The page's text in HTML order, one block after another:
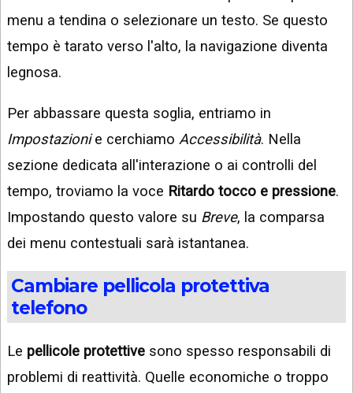
menu a tendina o selezionare un testo. Se questo
tempo è tarato verso l'alto, la navigazione diventa
legnosa.
Per abbassare questa soglia, entriamo in
Impostazionie cerchiamo Accessibilità. Nella
sezione dedicata all'interazione o ai controlli del
tempo, troviamo la voce Ritardo tocco e pressione.
Impostando questo valore su Breve, la comparsa
dei menu contestuali sarà istantanea.
Cambiare pellicola protettiva
telefono
Le pellicole protettive sono spesso responsabili di
problemi di reattività. Quelle economiche o troppo